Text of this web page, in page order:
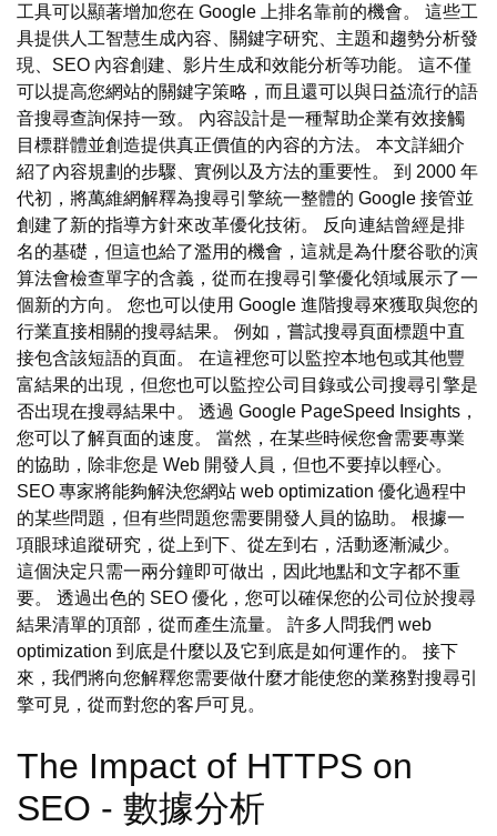
工具可以顯著增加您在 Google 上排名靠前的機會。 這些工
具提供人工智慧生成內容、關鍵字研究、主題和趨勢分析發
現、SEO 內容創建、影片生成和效能分析等功能。 這不僅
可以提高您網站的關鍵字策略，而且還可以與日益流行的語
音搜尋查詢保持一致。 內容設計是一種幫助企業有效接觸
目標群體並創造提供真正價值的內容的方法。 本文詳細介
紹了內容規劃的步驟、實例以及方法的重要性。 到 2000 年
代初，將萬維網解釋為搜尋引擎統一整體的 Google 接管並
創建了新的指導方針來改革優化技術。 反向連結曾經是排
名的基礎，但這也給了濫用的機會，這就是為什麼谷歌的演
算法會檢查單字的含義，從而在搜尋引擎優化領域展示了一
個新的方向。 您也可以使用 Google 進階搜尋來獲取與您的
行業直接相關的搜尋結果。 例如，嘗試搜尋頁面標題中直
接包含該短語的頁面。 在這裡您可以監控本地包或其他豐
富結果的出現，但您也可以監控公司目錄或公司搜尋引擎是
否出現在搜尋結果中。 透過 Google PageSpeed Insights，
您可以了解頁面的速度。 當然，在某些時候您會需要專業
的協助，除非您是 Web 開發人員，但也不要掉以輕心。
SEO 專家將能夠解決您網站 web optimization 優化過程中
的某些問題，但有些問題您需要開發人員的協助。 根據一
項眼球追蹤研究，從上到下、從左到右，活動逐漸減少。
這個決定只需一兩分鐘即可做出，因此地點和文字都不重
要。 透過出色的 SEO 優化，您可以確保您的公司位於搜尋
結果清單的頂部，從而產生流量。 許多人問我們 web
optimization 到底是什麼以及它到底是如何運作的。 接下
來，我們將向您解釋您需要做什麼才能使您的業務對搜尋引
擎可見，從而對您的客戶可見。
The Impact of HTTPS on
SEO - 數據分析